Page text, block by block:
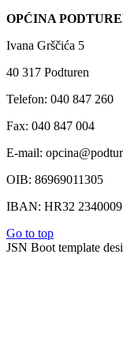
OPĆINA
Ivana Grščića 5
40 317 Podturen
Telefon: 040 847 260
Fax: 040 847 004
E-mail:
OIB: 86969011305
IBAN: HR32
Go to top
JSN Boot template